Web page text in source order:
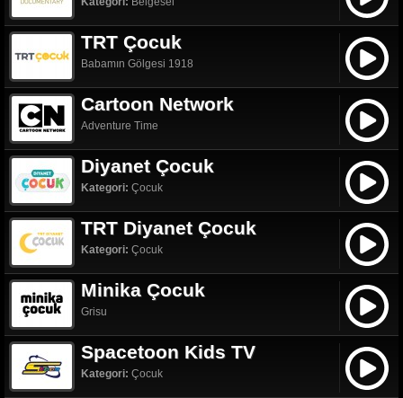
TRT Çocuk
Babamın Gölgesi 1918
Cartoon Network
Adventure Time
Diyanet Çocuk
Kategori: Çocuk
TRT Diyanet Çocuk
Kategori: Çocuk
Minika Çocuk
Grisu
Spacetoon Kids TV
Kategori: Çocuk